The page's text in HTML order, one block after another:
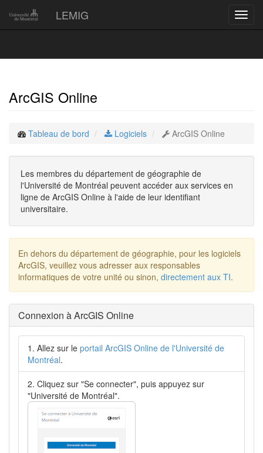
LEMIG
ArcGIS Online
Tableau de bord Logiciels ArcGIS Online
Les membres du département de géographie de
l'Université de Montréal peuvent accéder aux services en
ligne de ArcGIS Online à l'aide de leur identifiant
universitaire.
En dehors du département de géographie, pour les logiciels
ArcGIS, veuillez vous adresser aux responsables
informatiques de votre unité ou sinon, directement aux TI.
Connexion à ArcGIS Online
Allez sur le portail ArcGIS Online de l'Université de
Montréal.
Cliquez sur "Se connecter", puis appuyez sur
"Université de Montréal".